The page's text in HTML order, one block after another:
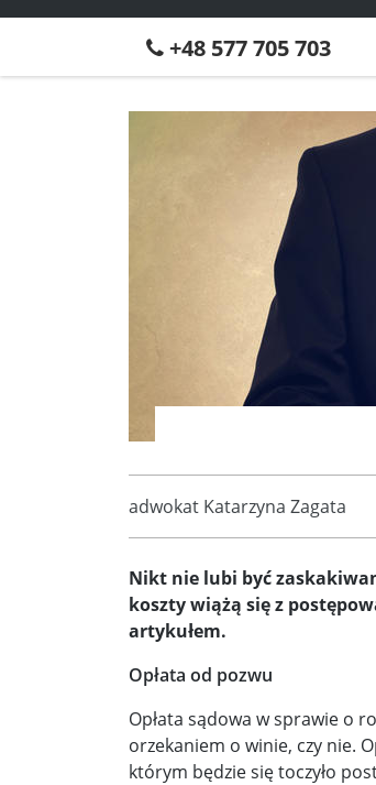
+48 577 705 703
adwokat Katarzyna Zagata
Nikt nie lubi być
koszty wiążą się z
artykułem.
Opłata od pozwu
Opłata sądowa w sprawie o
orzekaniem o winie, czy nie.
którym będzie się toczyło